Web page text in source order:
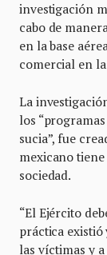
investigación
cabo de
en la base
comercial en
La
los
sucia”, fue
mexicano
sociedad.
“El Ejército
práctica existió
las víctimas y